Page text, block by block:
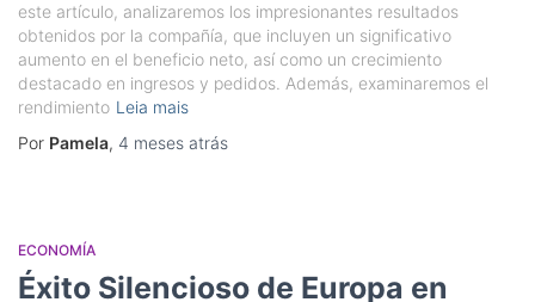
este artículo, analizaremos los impresionantes resultados
obtenidos por la compañía, que incluyen un significativo
aumento en el beneficio neto, así como un crecimiento
destacado en ingresos y pedidos. Además, examinaremos el
rendimiento Leia mais
Por Pamela, 4 meses atrás
ECONOMÍA
Éxito Silencioso de Europa en